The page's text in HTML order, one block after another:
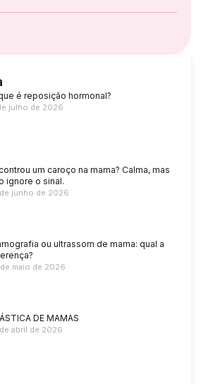
é reposição hormonal?
julho de 2026
um caroço na mama? Calma, mas
ignore o sinal.
junho de 2026
ou ultrassom de mama: qual a
maio de 2026
DE MAMAS
abril de 2026